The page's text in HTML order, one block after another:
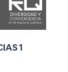
1